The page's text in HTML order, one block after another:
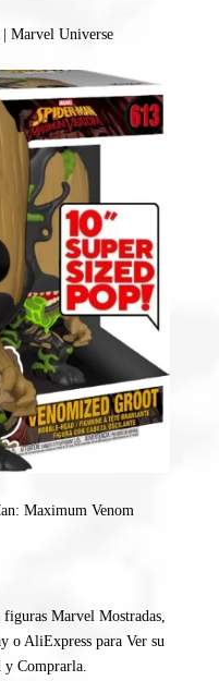
Marvel Universe
Maximum Venom
Marvel Mostradas,
o AliExpress para Ver su
Comprarla.